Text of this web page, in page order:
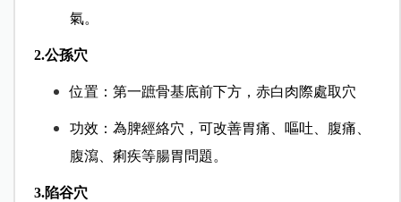
氣。
2.公孫穴
位置：第一蹠骨基底前下方，赤白肉際處取穴
功效：為脾經絡穴，可改善胃痛、嘔吐、腹痛、
腹瀉、痢疾等腸胃問題。
3.陷谷穴